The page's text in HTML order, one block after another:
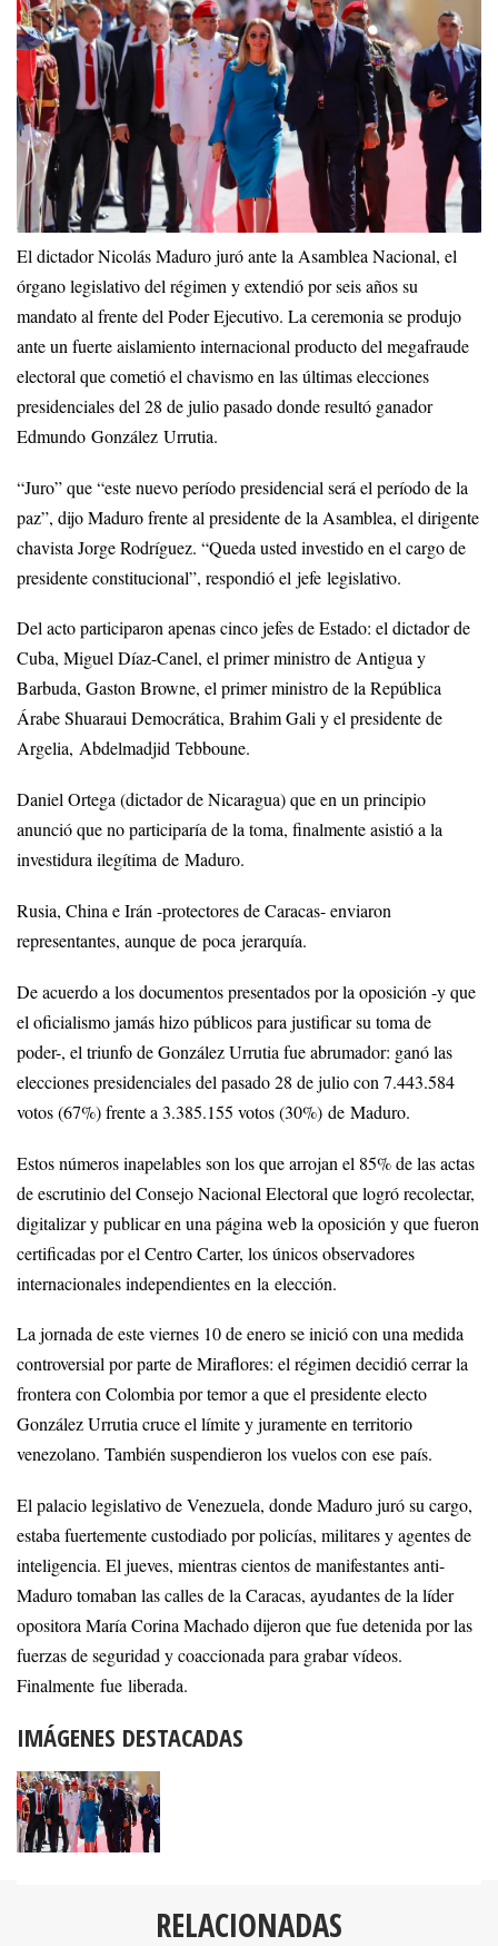
El dictador Nicolás Maduro juró ante la Asamblea Nacional, el
órgano legislativo del régimen y extendió por seis años su
mandato al frente del Poder Ejecutivo. La ceremonia se produjo
ante un fuerte aislamiento internacional producto del megafraude
electoral que cometió el chavismo en las últimas elecciones
presidenciales del 28 de julio pasado donde resultó ganador
Edmundo González Urrutia.
“Juro” que “este nuevo período presidencial será el período de la
paz”, dijo Maduro frente al presidente de la Asamblea, el dirigente
chavista Jorge Rodríguez. “Queda usted investido en el cargo de
presidente constitucional”, respondió el jefe legislativo.
Del acto participaron apenas cinco jefes de Estado: el dictador de
Cuba, Miguel Díaz-Canel, el primer ministro de Antigua y
Barbuda, Gaston Browne, el primer ministro de la República
Árabe Shuaraui Democrática, Brahim Gali y el presidente de
Argelia, Abdelmadjid Tebboune.
Daniel Ortega (dictador de Nicaragua) que en un principio
anunció que no participaría de la toma, finalmente asistió a la
investidura ilegítima de Maduro.
Rusia, China e Irán -protectores de Caracas- enviaron
representantes, aunque de poca jerarquía.
De acuerdo a los documentos presentados por la oposición -y que
el oficialismo jamás hizo públicos para justificar su toma de
poder-, el triunfo de González Urrutia fue abrumador: ganó las
elecciones presidenciales del pasado 28 de julio con 7.443.584
votos (67%) frente a 3.385.155 votos (30%) de Maduro.
Estos números inapelables son los que arrojan el 85% de las actas
de escrutinio del Consejo Nacional Electoral que logró recolectar,
digitalizar y publicar en una página web la oposición y que fueron
certificadas por el Centro Carter, los únicos observadores
internacionales independientes en la elección.
La jornada de este viernes 10 de enero se inició con una medida
controversial por parte de Miraflores: el régimen decidió cerrar la
frontera con Colombia por temor a que el presidente electo
González Urrutia cruce el límite y juramente en territorio
venezolano. También suspendieron los vuelos con ese país.
El palacio legislativo de Venezuela, donde Maduro juró su cargo,
estaba fuertemente custodiado por policías, militares y agentes de
inteligencia. El jueves, mientras cientos de manifestantes anti-
Maduro tomaban las calles de la Caracas, ayudantes de la líder
opositora María Corina Machado dijeron que fue detenida por las
fuerzas de seguridad y coaccionada para grabar vídeos.
Finalmente fue liberada.
IMÁGENES DESTACADAS
RELACIONADAS